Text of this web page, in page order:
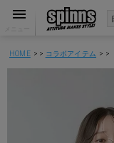
HOME コラボアイテム